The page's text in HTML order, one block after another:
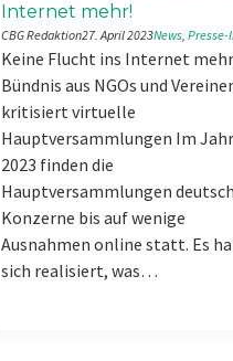
Internet mehr!
CBG Redaktion27. April 2023News, Presse-
Keine Flucht ins Internet
Bündnis aus NGOs und
kritisiert virtuelle
Hauptversammlungen Im Jahr
2023 finden die
Hauptversammlungen
Konzerne bis auf wenige
Ausnahmen online statt. Es
sich realisiert, was…